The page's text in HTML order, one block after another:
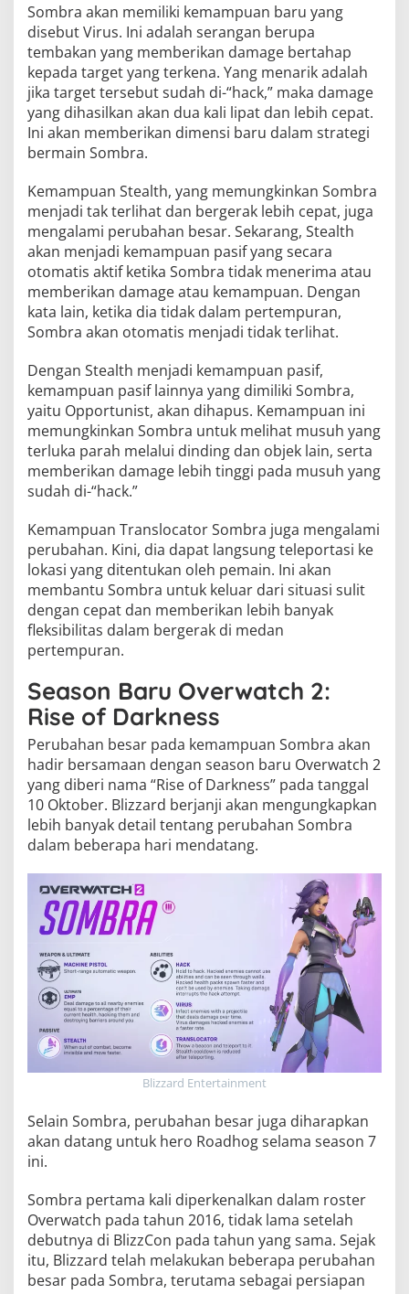
Sombra akan memiliki kemampuan baru yang
disebut Virus. Ini adalah serangan berupa
tembakan yang memberikan damage bertahap
kepada target yang terkena. Yang menarik adalah
jika target tersebut sudah di-“hack,” maka damage
yang dihasilkan akan dua kali lipat dan lebih cepat.
Ini akan memberikan dimensi baru dalam strategi
bermain Sombra.
Kemampuan Stealth, yang memungkinkan Sombra
menjadi tak terlihat dan bergerak lebih cepat, juga
mengalami perubahan besar. Sekarang, Stealth
akan menjadi kemampuan pasif yang secara
otomatis aktif ketika Sombra tidak menerima atau
memberikan damage atau kemampuan. Dengan
kata lain, ketika dia tidak dalam pertempuran,
Sombra akan otomatis menjadi tidak terlihat.
Dengan Stealth menjadi kemampuan pasif,
kemampuan pasif lainnya yang dimiliki Sombra,
yaitu Opportunist, akan dihapus. Kemampuan ini
memungkinkan Sombra untuk melihat musuh yang
terluka parah melalui dinding dan objek lain, serta
memberikan damage lebih tinggi pada musuh yang
sudah di-“hack.”
Kemampuan Translocator Sombra juga mengalami
perubahan. Kini, dia dapat langsung teleportasi ke
lokasi yang ditentukan oleh pemain. Ini akan
membantu Sombra untuk keluar dari situasi sulit
dengan cepat dan memberikan lebih banyak
fleksibilitas dalam bergerak di medan
pertempuran.
Season Baru Overwatch 2:
Rise of Darkness
Perubahan besar pada kemampuan Sombra akan
hadir bersamaan dengan season baru Overwatch 2
yang diberi nama “Rise of Darkness” pada tanggal
10 Oktober. Blizzard berjanji akan mengungkapkan
lebih banyak detail tentang perubahan Sombra
dalam beberapa hari mendatang.
Blizzard Entertainment
Selain Sombra, perubahan besar juga diharapkan
akan datang untuk hero Roadhog selama season 7
ini.
Sombra pertama kali diperkenalkan dalam roster
Overwatch pada tahun 2016, tidak lama setelah
debutnya di BlizzCon pada tahun yang sama. Sejak
itu, Blizzard telah melakukan beberapa perubahan
besar pada Sombra, terutama sebagai persiapan